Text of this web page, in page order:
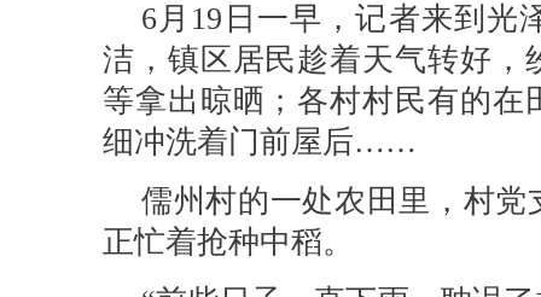
6月19日一早，记者来到光
洁，镇区居民趁着天气转好，
等拿出晾晒；各村村民有的
细冲洗着门前屋后……
儒州村的一处农田里，村
正忙着抢种中稻。